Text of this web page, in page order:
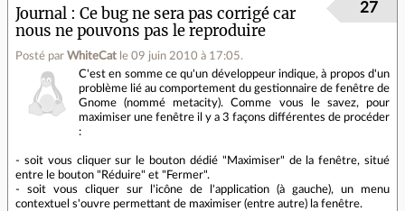
Journal
Ce bug ne sera pas corrigé car
nous ne pouvons pas le reproduire
Posté par WhiteCat le 09 juin 2010 à 17:05.
27
C'est en somme ce qu'un développeur indique, à propos d'un
problème lié au comportement du gestionnaire de fenêtre de
Gnome (nommé metacity). Comme vous le savez, pour
maximiser une fenêtre il y a 3 façons différentes de procéder
:
- soit vous cliquer sur le bouton dédié "Maximiser" de la fenêtre, situé
entre le bouton "Réduire" et "Fermer".
- soit vous cliquer sur l'icône de l'application (à gauche), un menu
contextuel s'ouvre permettant de maximiser (entre autre) la fenêtre.